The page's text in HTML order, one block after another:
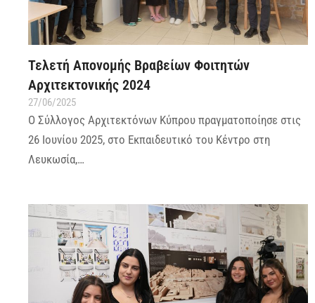
Τελετή Απονομής Βραβείων Φοιτητών
Αρχιτεκτονικής 2024
27/06/2025
Ο Σύλλογος Αρχιτεκτόνων Κύπρου πραγματοποίησε στις
26 Ιουνίου 2025, στο Εκπαιδευτικό του Κέντρο στη
Λευκωσία,…